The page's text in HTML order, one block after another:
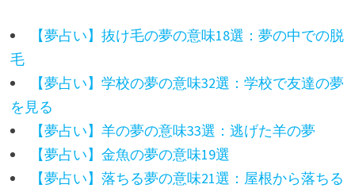
【夢占い】抜け毛の夢の意味18選：夢の中での脱
毛
【夢占い】学校の夢の意味32選：学校で友達の夢
を見る
【夢占い】羊の夢の意味33選：逃げた羊の夢
【夢占い】金魚の夢の意味19選
【夢占い】落ちる夢の意味21選：屋根から落ちる